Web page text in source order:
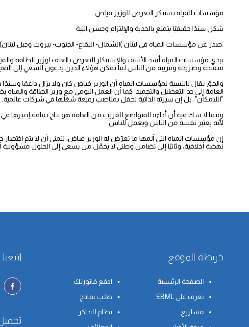
مؤسسات المياه تستنكر التعرض للوزير فياض
شكل سندًا حقيقيًا يتمتع بالجدية والإلتزام وحسن النية
:صدر عن مؤسسات المياه في لبنان )الشمال- البقاع- الجنوب- بيروت وجبل لبنان)
تبدي مؤسسات المياه أشد الأسف والإستنكار للتعرض بالعنف لوزير الطاقة
منفتحة وصريحة وقريبة من الناس لما تمكن هؤلاء الذين يدعون السعي إلى
والحق يقال بالنسبة لمؤسسات المياه أن الوزير فياض كان ولا يزال داعمًا
العامة إلى حد التعطيل والتجميد. كما أن العمل اليومي مع وزير الطاقة
"اللامكان"، بل إن سيرته الذاتية تحفل بمناصب رفيعة شغلها في شركات عالمية.
ومما لا شك فيه أن أداءه المتواضع القريب من العامة هو نتاج ثقافة إختبرها
لأنه يعتبر نفسه من الناس ويعمل للناس.
إن مؤسسات المياه التي آلمها ما تعرّض له الوزير فياض، تتمنى أن لا يتم اختصار
نهضة أخلاقية، وثانيًا إلى تضامن وطني لا يحمّل من يسعى إلى الحلول مسؤولية
خريطة الموقع
الصفحة الرئيسية
ادفع فاتورتك
تعرف على EBML
طلب نماذج
مشاريع
نظام التذاكر
اتبعنا